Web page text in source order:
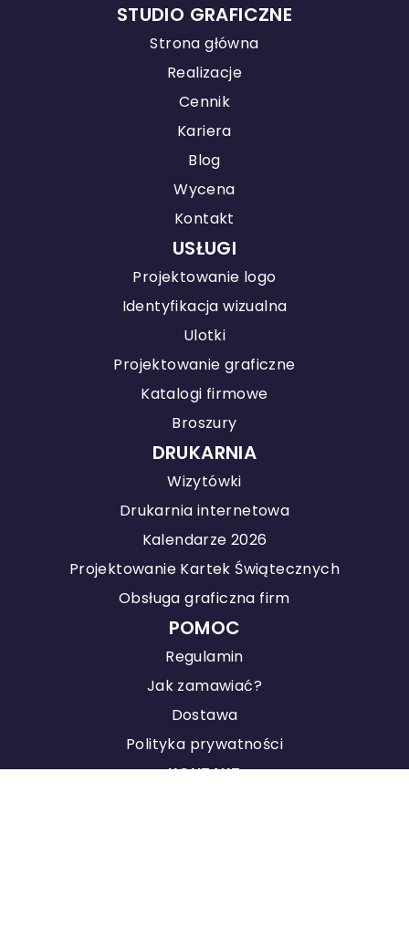
STUDIO GRAFICZNE
Strona główna
Realizacje
Cennik
Kariera
Blog
Wycena
Kontakt
USŁUGI
Projektowanie logo
Identyfikacja wizualna
Ulotki
Projektowanie graficzne
Katalogi firmowe
Broszury
DRUKARNIA
Wizytówki
Drukarnia internetowa
Kalendarze 2026
Projektowanie Kartek Świątecznych
Obsługa graficzna firm
POMOC
Regulamin
Jak zamawiać?
Dostawa
Polityka prywatności
KONTAKT